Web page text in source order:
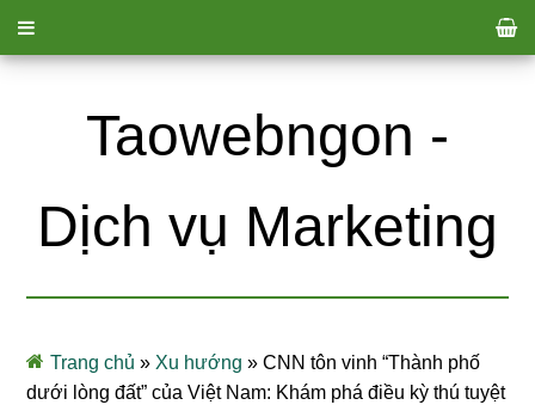
Taowebngon -
Dịch vụ Marketing
Trang chủ » Xu hướng »CNN tôn vinh “Thành phố
dưới lòng đất” của Việt Nam: Khám phá điều kỳ thú tuyệt